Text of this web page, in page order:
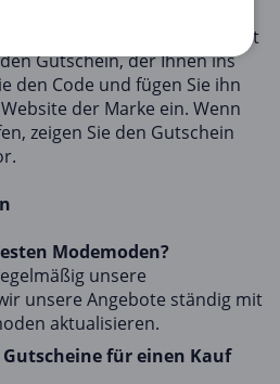
auf Copacoupona.de ist
Gutschein, der Ihnen ins
den Code und fügen Sie ihn
der Marke ein. Wenn
zeigen Sie den Gutschein
Modemoden?
unsere
unsere Angebote ständig mit
aktualisieren.
für einen Kauf